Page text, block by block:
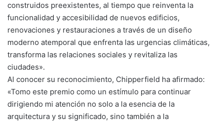
construidos preexistentes, al tiempo que reinventa la
funcionalidad y accesibilidad de nuevos edificios,
renovaciones y restauraciones a través de un diseño
moderno atemporal que enfrenta las urgencias climáticas,
transforma las relaciones sociales y revitaliza las
ciudades».
Al conocer su reconocimiento, Chipperfield ha afirmado:
«Tomo este premio como un estímulo para continuar
dirigiendo mi atención no solo a la esencia de la
arquitectura y su significado, sino también a la